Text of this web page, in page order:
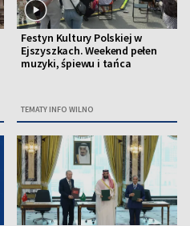
Festyn Kultury Polskiej w
Ejszyszkach. Weekend pełen
muzyki, śpiewu i tańca
TEMATY INFO WILNO